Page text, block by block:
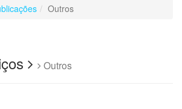
Outros
Outros